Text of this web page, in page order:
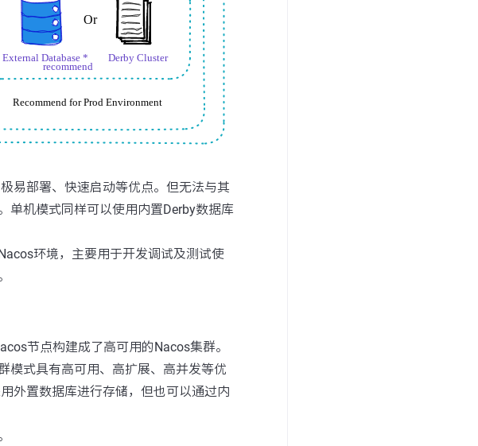
易部署、快速启动等优点。但无法与其
单机模式同样可以使用内置Derby数据库
环境，主要用于开发调试及测试使
节点构建成了高可用的Nacos集群。
模式具有高可用、高扩展、高并发等优
外置数据库进行存储，但也可以通过内